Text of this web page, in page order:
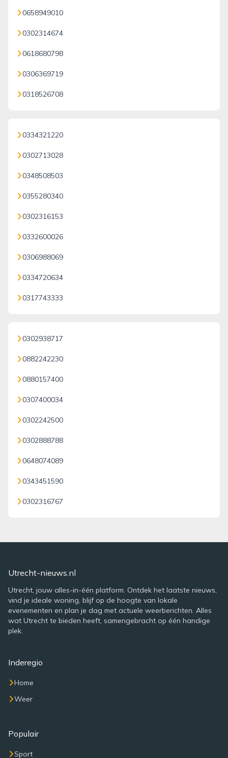
0658949010
0302314674
0618680798
0306369719
0318526708
0334321220
0302713028
0348508503
0355280340
0302316153
0332600026
0306988069
0334720634
0317743333
0302938717
0882242230
0880157400
0307400034
0302242500
0302888788
0648074089
0343451590
0302316767
Utrecht-nieuws.nl
Utrecht, jouw alles-in-één platform. Ontdek het laatste nieuws,
vind je ideale woning, blijf op de hoogte van lokale
evenementen en plan je dag met actuele weerberichten. Alles
wat Utrecht te bieden heeft, samengebracht op één handige
plek.
Inderegio
Home
Weer
Populair
Sport